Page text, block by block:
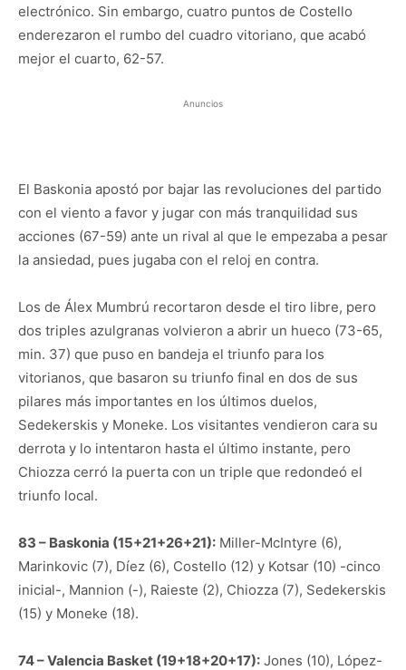
electrónico. Sin embargo, cuatro puntos de Costello
enderezaron el rumbo del cuadro vitoriano, que acabó
mejor el cuarto, 62-57.
Anuncios
El Baskonia apostó por bajar las revoluciones del partido
con el viento a favor y jugar con más tranquilidad sus
acciones (67-59) ante un rival al que le empezaba a pesar
la ansiedad, pues jugaba con el reloj en contra.
Los de Álex Mumbrú recortaron desde el tiro libre, pero
dos triples azulgranas volvieron a abrir un hueco (73-65,
min. 37) que puso en bandeja el triunfo para los
vitorianos, que basaron su triunfo final en dos de sus
pilares más importantes en los últimos duelos,
Sedekerskis y Moneke. Los visitantes vendieron cara su
derrota y lo intentaron hasta el último instante, pero
Chiozza cerró la puerta con un triple que redondeó el
triunfo local.
83 – Baskonia (15+21+26+21): Miller-McIntyre (6),
Marinkovic (7), Díez (6), Costello (12) y Kotsar (10) -cinco
inicial-, Mannion (-), Raieste (2), Chiozza (7), Sedekerskis
(15) y Moneke (18).
74 – Valencia Basket (19+18+20+17): Jones (10), López-